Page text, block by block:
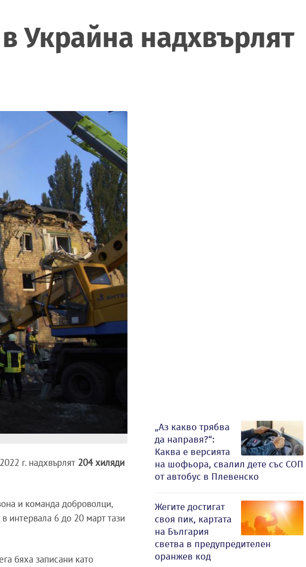
Украйна надхвърлят
г. надхвърлят 204 хиляди
и команда доброволци,
интервала 6 до 20 март тази
бяха записани като
„Аз какво трябва
да направя?“:
Каква е версията
на шофьора, свалил дете със СОП
от автобус в Плевенско
Жегите достигат
своя пик, картата
на България
светва в предупредителен
оранжев код